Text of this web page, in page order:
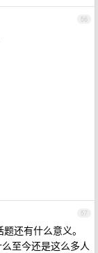
56
57
还有什么意义。
至今还是这么多人